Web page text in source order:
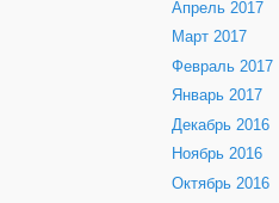
Апрель 2017
Март 2017
Февраль 2017
Январь 2017
Декабрь 2016
Ноябрь 2016
Октябрь 2016